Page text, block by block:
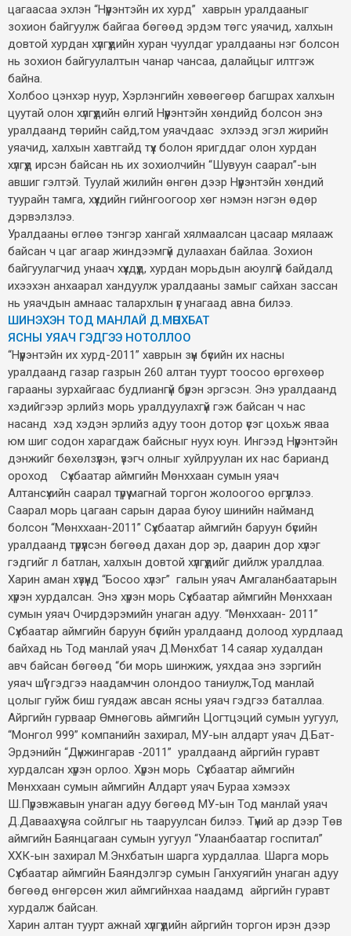
цагаасаа эхлэн “Нүүрэнтэйн их хурд” хаврын уралдааныг
зохион байгуулж байгаа бөгөөд эрдэм төгс уяачид, халхын
довтой хурдан хүлгүүдийн хуран чуулдаг уралдааны нэг болсон
нь зохион байгуулалтын чанар чансаа, далайцыг илтгэж
байна.
Холбоо цэнхэр нуур, Хэрлэнгийн хөвөөгөөр багшрах халхын
цуутай олон хүлгүүдийн өлгий Нүүрэнтэйн хөндийд болсон энэ
уралдаанд төрийн сайд,том уяачдаас эхлээд эгэл жирийн
уяачид, халхын хавтгайд түүх болон яригддаг олон хурдан
хүлгүүд ирсэн байсан нь их зохиолчийн “Шувуун саарал”-ын
авшиг гэлтэй. Туулай жилийн өнгөн дээр Нүүрэнтэйн хөндий
туурайн тамга, хүүхдийн гийнгоогоор хөг нэмэн нэгэн өдөр
дэрвэлзлээ.
Уралдааны өглөө тэнгэр хангай хялмаалсан цасаар мялааж
байсан ч цаг агаар жиндээмгүй дулаахан байлаа. Зохион
байгуулагчид унаач хүүхдүүд, хурдан морьдын аюулгүй байдалд
ихээхэн анхаарал хандуулж уралдааны замыг сайхан зассан
нь уяачдын амнаас талархлын үг унагаад авна билээ.
ШИНЭХЭН ТОД МАНЛАЙ Д.МӨНХБАТ
ЯСНЫ УЯАЧ ГЭДГЭЭ НОТОЛЛОО
“Нүүрэнтэйн их хурд-2011” хаврын зүүн бүсийн их насны
уралдаанд газар газрын 260 алтан туурт тоосоо өргөхөөр
гарааны зурхайгаас будлиангүй бүрэн эргэсэн. Энэ уралдаанд
хэдийгээр эрлийз морь уралдуулахгүй гэж байсан ч нас
насанд хэд хэдэн эрлийз адуу тоон дотор үсэг цохьж яваа
юм шиг содон харагдаж байсныг нуух юун. Ингээд Нүүрэнтэйн
дэнжийг бөхөлзүүлэн, үзэгч олныг хуйлруулан их нас барианд
ороход Сүхбаатар аймгийн Мөнххаан сумын уяач
Алтансүхийн саарал түрүү магнай торгон жолоогоо өргүүллээ.
Саарал морь цагаан сарын дараа буюу шинийн найманд
болсон “Мөнххаан-2011” Сүхбаатар аймгийн баруун бүсийн
уралдаанд түрүүлсэн бөгөөд дахан дор эр, даарин дор хүлэг
гэдгийг л батлан, халхын довтой хүлгүүдийг дийлж уралдлаа.
Харин аман хүзүүнд “Босоо хүлэг” галын уяач Амгаланбаатарын
хүрэн хурдалсан. Энэ хүрэн морь Сүхбаатар аймгийн Мөнххаан
сумын уяач Очирдэрэмийн унаган адуу. “Мөнххаан- 2011”
Сүхбаатар аймгийн баруун бүсийн уралдаанд долоод хурдлаад
байхад нь Тод манлай уяач Д.Мөнхбат 14 саяар худалдан
авч байсан бөгөөд “би морь шинжиж, уяхдаа энэ зэргийн
уяач шүү” гэдгээ наадамчин олондоо таниулж,Тод манлай
цолыг гуйж биш гуядаж авсан ясны уяач гэдгээ баталлаа.
Айргийн гурваар Өмнөговь аймгийн Цогтцэций сумын уугуул,
“Монгол 999” компанийн захирал, МУ-ын алдарт уяач Д.Бат-
Эрдэнийн “Дүнжингарав -2011” уралдаанд айргийн гуравт
хурдалсан хүрэн орлоо. Хүрэн морь Сүхбаатар аймгийн
Мөнххаан сумын аймгийн Алдарт уяач Бураа хэмээх
Ш.Пүрэвжавын унаган адуу бөгөөд МУ-ын Тод манлай уяач
Д.Даваахүү уяа сойлгыг нь тааруулсан билээ. Түүний ар дээр Төв
аймгийн Баянцагаан сумын уугуул “Улаанбаатар госпитал”
ХХК-ын захирал М.Энхбатын шарга хурдаллаа. Шарга морь
Сүхбаатар аймгийн Баяндэлгэр сумын Ганхуягийн унаган адуу
бөгөөд өнгөрсөн жил аймгийнхаа наадамд айргийн гуравт
хурдалж байсан.
Харин алтан туурт ажнай хүлгүүдийн айргийн торгон ирэн дээр